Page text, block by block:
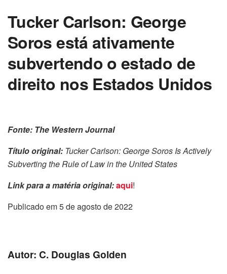
Tucker Carlson: George
Soros está ativamente
subvertendo o estado de
direito nos Estados Unidos
Fonte: The Western Journal
Título original: Tucker Carlson: George Soros Is Actively
Subverting the Rule of Law in the United States
Link para a matéria original:aqui!
Publicado em 5 de agosto de 2022
Autor: C. Douglas Golden